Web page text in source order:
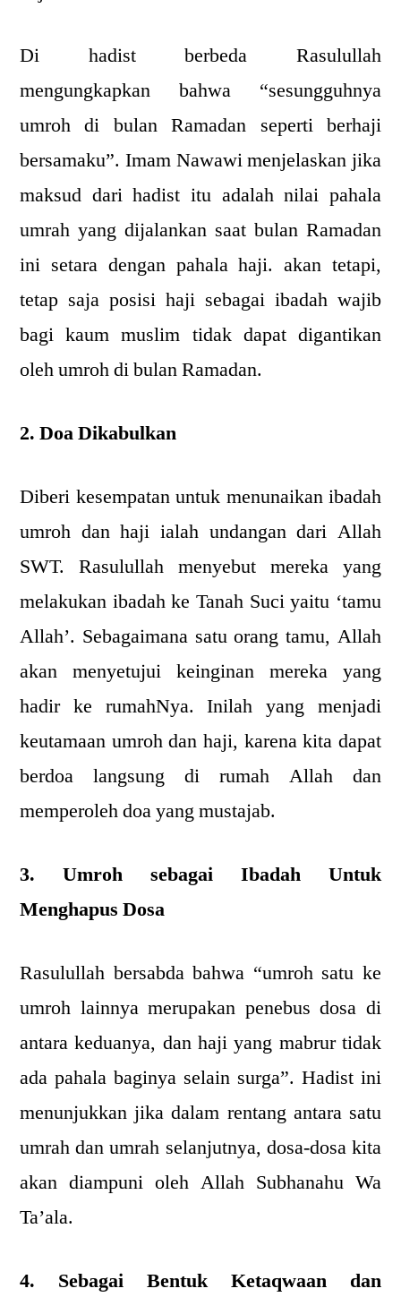
Di hadist berbeda Rasulullah
mengungkapkan bahwa “sesungguhnya
umroh di bulan Ramadan seperti berhaji
bersamaku”. Imam Nawawi menjelaskan jika
maksud dari hadist itu adalah nilai pahala
umrah yang dijalankan saat bulan Ramadan
ini setara dengan pahala haji. akan tetapi,
tetap saja posisi haji sebagai ibadah wajib
bagi kaum muslim tidak dapat digantikan
oleh umroh di bulan Ramadan.
2. Doa Dikabulkan
Diberi kesempatan untuk menunaikan ibadah
umroh dan haji ialah undangan dari Allah
SWT. Rasulullah menyebut mereka yang
melakukan ibadah ke Tanah Suci yaitu ‘tamu
Allah’. Sebagaimana satu orang tamu, Allah
akan menyetujui keinginan mereka yang
hadir ke rumahNya. Inilah yang menjadi
keutamaan umroh dan haji, karena kita dapat
berdoa langsung di rumah Allah dan
memperoleh doa yang mustajab.
3. Umroh sebagai Ibadah Untuk
Menghapus Dosa
Rasulullah bersabda bahwa “umroh satu ke
umroh lainnya merupakan penebus dosa di
antara keduanya, dan haji yang mabrur tidak
ada pahala baginya selain surga”. Hadist ini
menunjukkan jika dalam rentang antara satu
umrah dan umrah selanjutnya, dosa-dosa kita
akan diampuni oleh Allah Subhanahu Wa
Ta’ala.
4. Sebagai Bentuk Ketaqwaan dan